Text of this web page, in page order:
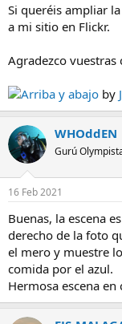
m
a
Si queréis ampliar
a mi sitio en Flickr.
Agradezco
Arriba y abajo by
WHOddEN
Gurú
16 Feb 2021
Buenas, la escena
derecho de la foto
el mero y muestre
comida por el azul.
Hermosa escena en